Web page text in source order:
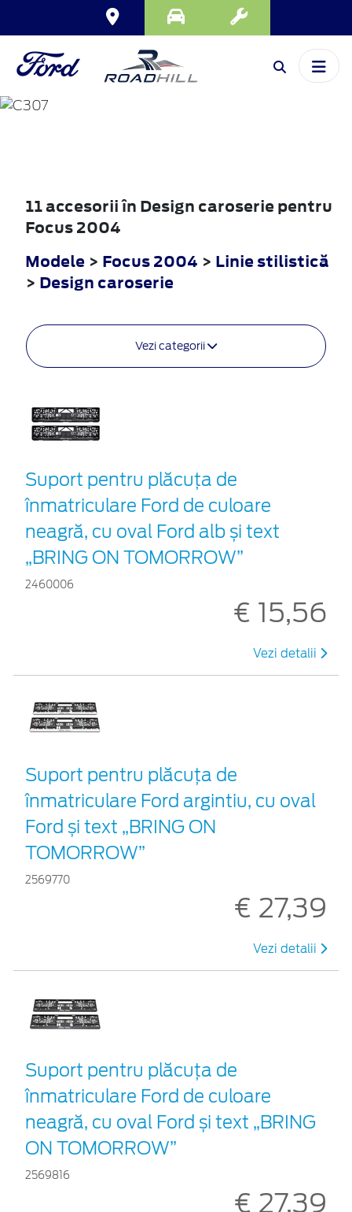
FOCUS
11 accesorii în Design caroserie pentru
Focus 2004
Modele > Focus 2004 > Linie stilistică
> Design caroserie
Vezi categorii
Suport pentru plăcuța de
înmatriculare Ford de culoare
neagră, cu oval Ford alb și text
„BRING ON TOMORROW”
2460006
€ 15,56
Vezi detalii
Suport pentru plăcuța de
înmatriculare Ford argintiu, cu oval
Ford și text „BRING ON
TOMORROW”
2569770
€ 27,39
Vezi detalii
Suport pentru plăcuța de
înmatriculare Ford de culoare
neagră, cu oval Ford și text „BRING
ON TOMORROW”
2569816
€ 27,39